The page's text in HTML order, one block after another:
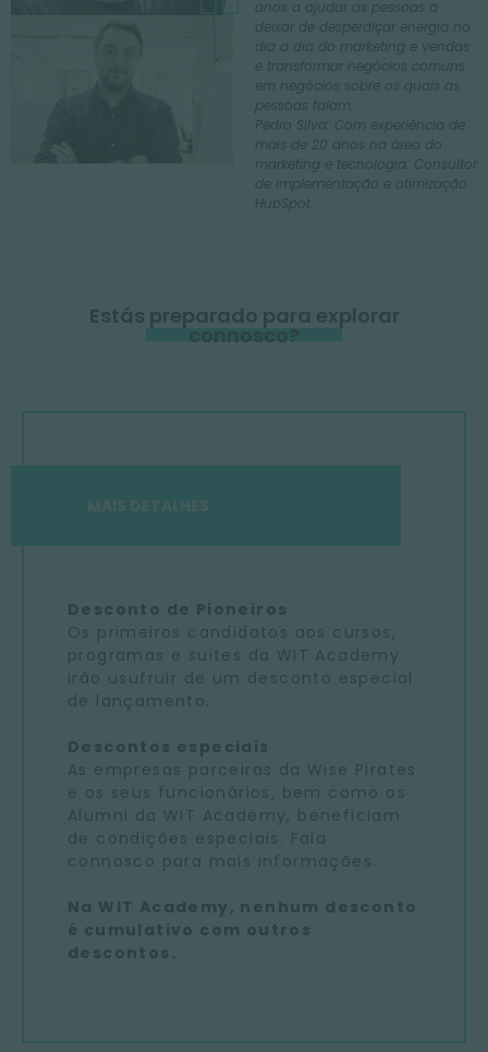
anos a ajudar as pessoas a
deixar de desperdiçar energia no
dia a dia do marketing e vendas
e transformar negócios comuns
em negócios sobre os quais as
pessoas falam.
Pedro Silva: Com experiência de
mais de 20 anos na área do
marketing e tecnologia. Consultor
de implementação e otimização
HubSpot.
Estás preparado para explorar
connosco?
MAIS DETALHES
Desconto de Pioneiros
Os primeiros candidatos aos cursos,
programas e suites da WIT Academy
irão usufruir de um desconto especial
de lançamento.
Descontos especiais
As empresas parceiras da Wise Pirates
e os seus funcionários, bem como os
Alumni da WIT Academy, beneficiam
de condições especiais. Fala
connosco para mais informações.
Na WIT Academy, nenhum desconto
é cumulativo com outros
descontos.